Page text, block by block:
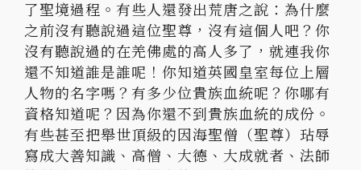
了聖境過程。有些人還發出荒唐之說：為什麼
之前沒有聽說過這位聖尊，沒有這個人吧？你
沒有聽說過的在羌佛處的高人多了，就連我你
還不知道誰是誰呢！你知道英國皇室每位上層
人物的名字嗎？有多少位貴族血統呢？你哪有
資格知道呢？因為你還不到貴族血統的成份。
有些甚至把舉世頂級的因海聖僧（聖尊）玷辱
寫成大善知識、高僧、大德、大成就者、法師